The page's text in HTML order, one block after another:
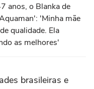
anos, o Blanka de
'Minha mãe
qualidade. Ela
as melhores'
brasileiras e